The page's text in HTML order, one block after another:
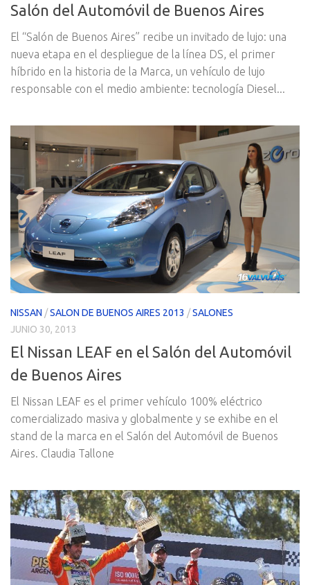
Salón del Automóvil de Buenos Aires
El “Salón de Buenos Aires” recibe un invitado de lujo: una
nueva etapa en el despliegue de la línea DS, el primer
híbrido en la historia de la Marca, un vehículo de lujo
responsable con el medio ambiente: tecnología Diesel...
NISSAN /SALON DE BUENOS AIRES 2013 /SALONES
JUNIO 30, 2013
El Nissan LEAF en el Salón del Automóvil
de Buenos Aires
El Nissan LEAF es el primer vehículo 100% eléctrico
comercializado masiva y globalmente y se exhibe en el
stand de la marca en el Salón del Automóvil de Buenos
Aires. Claudia Tallone